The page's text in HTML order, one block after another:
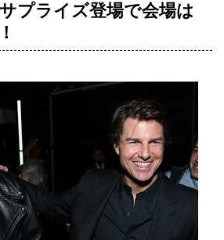
プライズ登場で会場は